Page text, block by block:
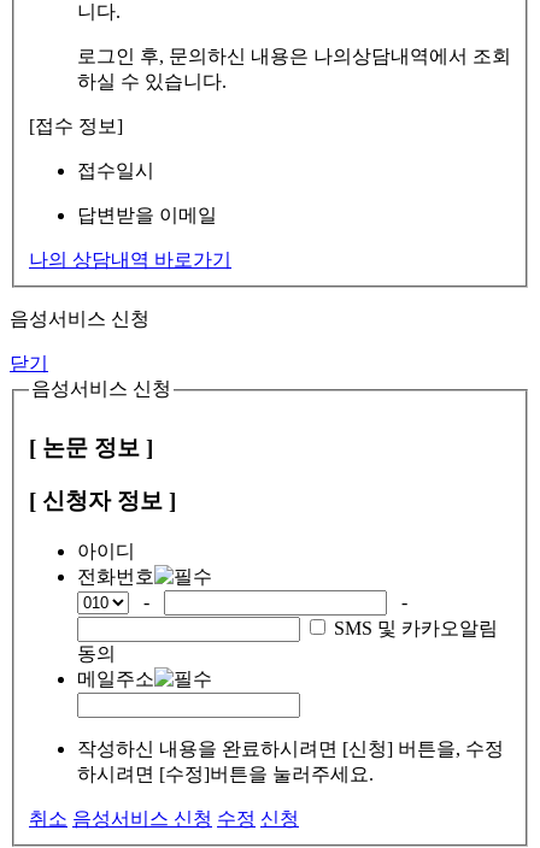
니다.
로그인 후, 문의하신 내용은 나의상담내역에서 조회
하실 수 있습니다.
[접수 정보]
접수일시
답변받을 이메일
나의 상담내역 바로가기
음성서비스 신청
닫기
음성서비스 신청
[ 논문 정보 ]
[ 신청자 정보 ]
아이디
전화번호
-
-
SMS 및 카카오알림
동의
메일주소
작성하신 내용을 완료하시려면 [신청] 버튼을, 수정
하시려면 [수정]버튼을 눌러주세요.
취소 음성서비스 신청 수정 신청